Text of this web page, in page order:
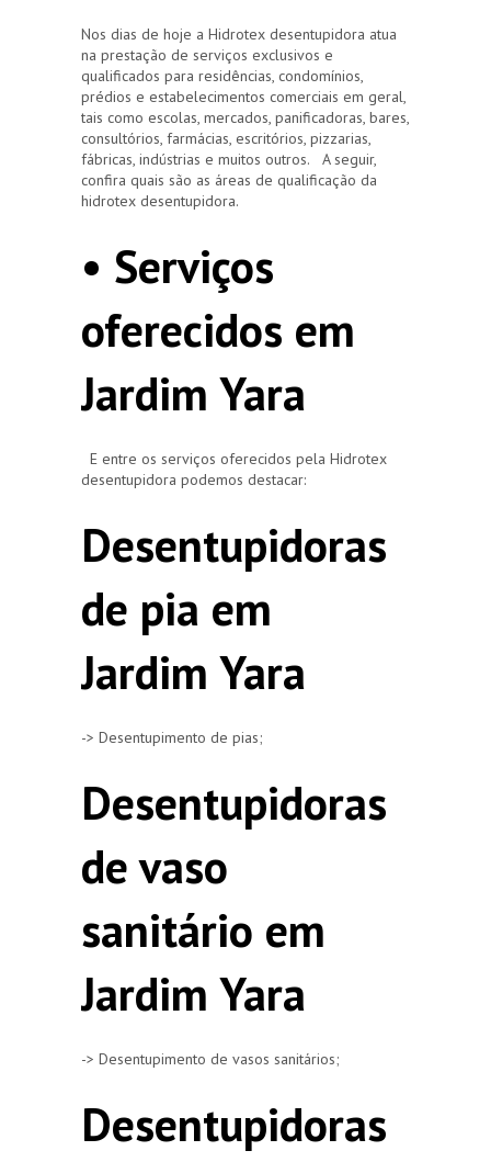
Nos dias de hoje a Hidrotex desentupidora atua
na prestação de serviços exclusivos e
qualificados para residências, condomínios,
prédios e estabelecimentos comerciais em geral,
tais como escolas, mercados, panificadoras, bares,
consultórios, farmácias, escritórios, pizzarias,
fábricas, indústrias e muitos outros. A seguir,
confira quais são as áreas de qualificação da
hidrotex desentupidora.
• Serviços
oferecidos em
Jardim Yara
E entre os serviços oferecidos pela Hidrotex
desentupidora podemos destacar:
Desentupidoras
de pia em
Jardim Yara
-> Desentupimento de pias;
Desentupidoras
de vaso
sanitário em
Jardim Yara
-> Desentupimento de vasos sanitários;
Desentupidoras